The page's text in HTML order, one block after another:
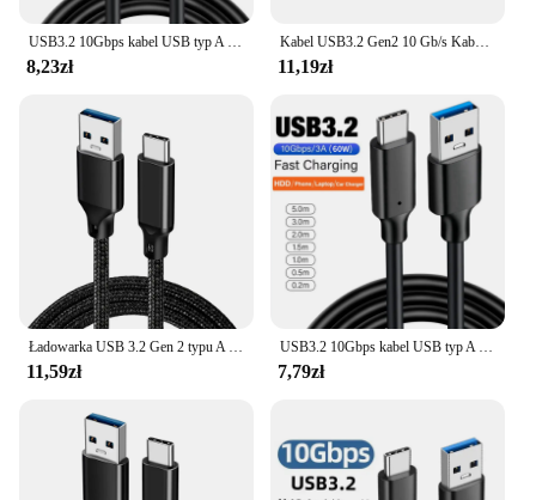
USB3.2 10Gbps kabel USB typ A do USB C 3.1/3.2 Gen2 Transfer kabel do transmisji danych kabel dysk twardy SSD USB C 3A 60W QC 3.0 szybkiego ładowania
8,23zł
Kabel USB3.2 Gen2 10 Gb/s Kabel USB A do C 3A 60W QC3.0 Szybkie ładowanie Samsung NVMe Dysk twardy HDD Zewnętrzny przewód z oplotem danych Android
11,19zł
Ładowarka USB 3.2 Gen 2 typu A do C do iPhone'a 15 16 Macbook iPad Samsung Szybkie ładowanie 1 m 2 m 3 m Długość
11,59zł
USB3.2 10Gbps kabel USB typ A do USB C 3.2 Gen2 Transfer kabel do transmisji danych kabel dysk twardy SSD USB C 3A 60W QC 3.0 szybkie ładowanie 1m 2m
7,79zł